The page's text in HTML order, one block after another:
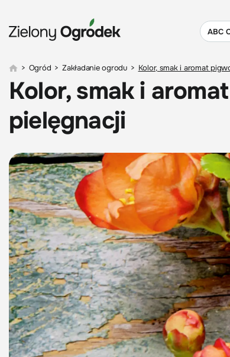
ABC
> Ogród > Zakładanie ogrodu > Kolor, smak i aromat
Kolor, smak i
pielęgnacji